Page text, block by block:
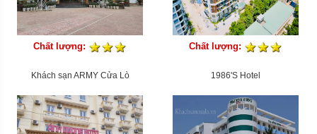
Chất lượng:
Khách sạn ARMY Cửa Lò
Chất lượng:
1986'S Hotel